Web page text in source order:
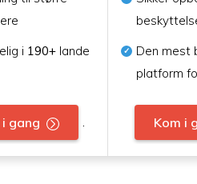
i 190+lande
i gang .
Den mest
platform
Kom i